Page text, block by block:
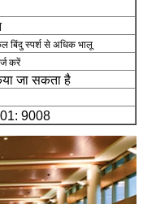
बिंदु स्पर्श से अधिक भालू
करें
जा सकता है
9008